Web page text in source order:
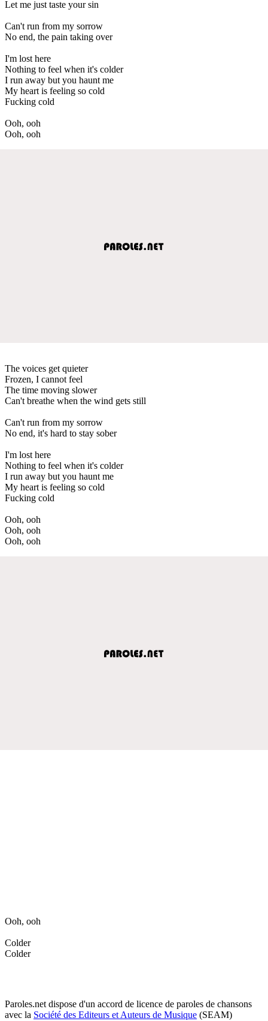
Let me just taste your sin
Can't run from my sorrow
No end, the pain taking over
I'm lost here
Nothing to feel when it's colder
I run away but you haunt me
My heart is feeling so cold
Fucking cold
Ooh, ooh
Ooh, ooh
The voices get quieter
Frozen, I cannot feel
The time moving slower
Can't breathe when the wind gets still
Can't run from my sorrow
No end, it's hard to stay sober
I'm lost here
Nothing to feel when it's colder
I run away but you haunt me
My heart is feeling so cold
Fucking cold
Ooh, ooh
Ooh, ooh
Ooh, ooh
Ooh, ooh
Colder
Colder
Paroles.net dispose d'un accord de licence de paroles de chansons
avec la Société des Editeurs et Auteurs de Musique (SEAM)